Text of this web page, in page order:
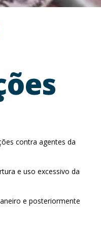
contra agentes da
e uso excessivo da
e posteriormente